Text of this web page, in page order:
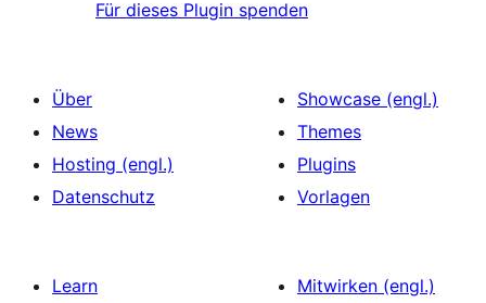
Für dieses Plugin spenden
Über
News
Hosting (engl.)
Datenschutz
Showcase (engl.)
Themes
Plugins
Vorlagen
Learn
Mitwirken (engl.)